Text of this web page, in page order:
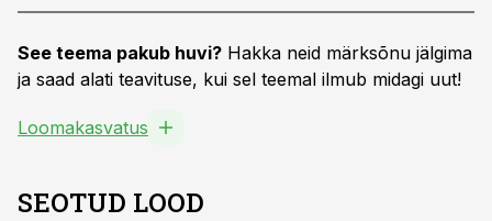
See teema pakub huvi? Hakka neid märksõnu jälgima
ja saad alati teavituse, kui sel teemal ilmub midagi uut!
Loomakasvatus
SEOTUD LOOD